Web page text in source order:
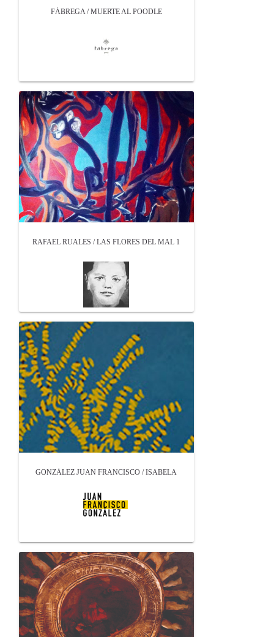
FÁBREGA / MUERTE AL POODLE
RAFAEL RUALES / LAS FLORES DEL MAL 1
GONZÁLEZ JUAN FRANCISCO / ISABELA